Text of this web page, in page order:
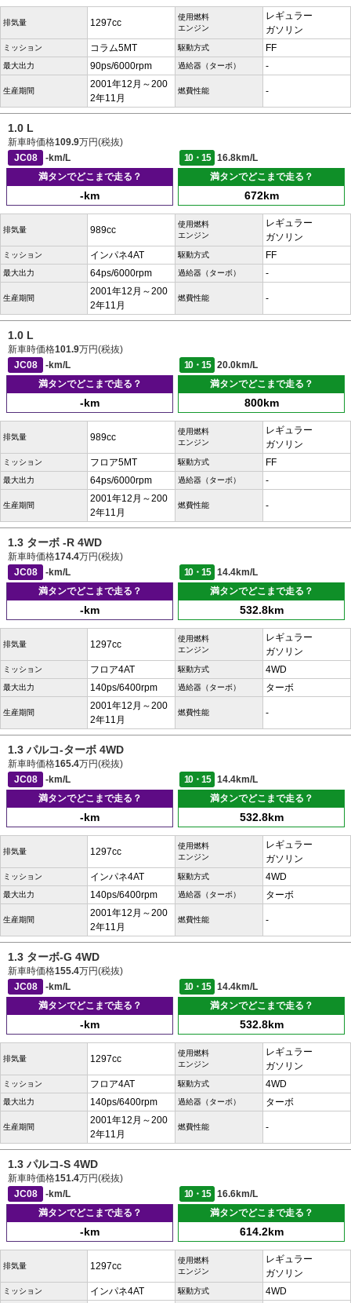
排気量 1297cc
使用燃料
エンジン
レギュラー
ガソリン
ミッション コラム5MT 駆動方式 FF
最大出力 90ps/6000rpm 過給器（ターボ） -
生産期間
2001年12月～200
2年11月
燃費性能 -
1.0 L
新車時価格109.9万円(税抜)
JC08
-km/L 10・15
16.8km/L
満タンでどこまで走る？
-km
満タンでどこまで走る？
672km
排気量 989cc
使用燃料
エンジン
レギュラー
ガソリン
ミッション インパネ4AT 駆動方式 FF
最大出力 64ps/6000rpm 過給器（ターボ） -
生産期間
2001年12月～200
2年11月
燃費性能 -
1.0 L
新車時価格101.9万円(税抜)
JC08
-km/L 10・15
20.0km/L
満タンでどこまで走る？
-km
満タンでどこまで走る？
800km
排気量 989cc
使用燃料
エンジン
レギュラー
ガソリン
ミッション フロア5MT 駆動方式 FF
最大出力 64ps/6000rpm 過給器（ターボ） -
生産期間
2001年12月～200
2年11月
燃費性能 -
1.3 ターボ -R 4WD
新車時価格174.4万円(税抜)
JC08
-km/L 10・15
14.4km/L
満タンでどこまで走る？
-km
満タンでどこまで走る？
532.8km
排気量 1297cc
使用燃料
エンジン
レギュラー
ガソリン
ミッション フロア4AT 駆動方式 4WD
最大出力 140ps/6400rpm 過給器（ターボ） ターボ
生産期間
2001年12月～200
2年11月
燃費性能 -
1.3 パルコ-ターボ 4WD
新車時価格165.4万円(税抜)
JC08
-km/L 10・15
14.4km/L
満タンでどこまで走る？
-km
満タンでどこまで走る？
532.8km
排気量 1297cc
使用燃料
エンジン
レギュラー
ガソリン
ミッション インパネ4AT 駆動方式 4WD
最大出力 140ps/6400rpm 過給器（ターボ） ターボ
生産期間
2001年12月～200
2年11月
燃費性能 -
1.3 ターボ-G 4WD
新車時価格155.4万円(税抜)
JC08
-km/L 10・15
14.4km/L
満タンでどこまで走る？
-km
満タンでどこまで走る？
532.8km
排気量 1297cc
使用燃料
エンジン
レギュラー
ガソリン
ミッション フロア4AT 駆動方式 4WD
最大出力 140ps/6400rpm 過給器（ターボ） ターボ
生産期間
2001年12月～200
2年11月
燃費性能 -
1.3 パルコ-S 4WD
新車時価格151.4万円(税抜)
JC08
-km/L 10・15
16.6km/L
満タンでどこまで走る？
-km
満タンでどこまで走る？
614.2km
排気量 1297cc
使用燃料
エンジン
レギュラー
ガソリン
ミッション インパネ4AT 駆動方式 4WD